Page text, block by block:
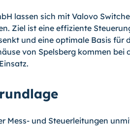
lassen sich mit Valovo
Ziel ist eine effiziente
und eine optimale Basis für
von Spelsberg kommen bei
Mess- und Steuerleitungen